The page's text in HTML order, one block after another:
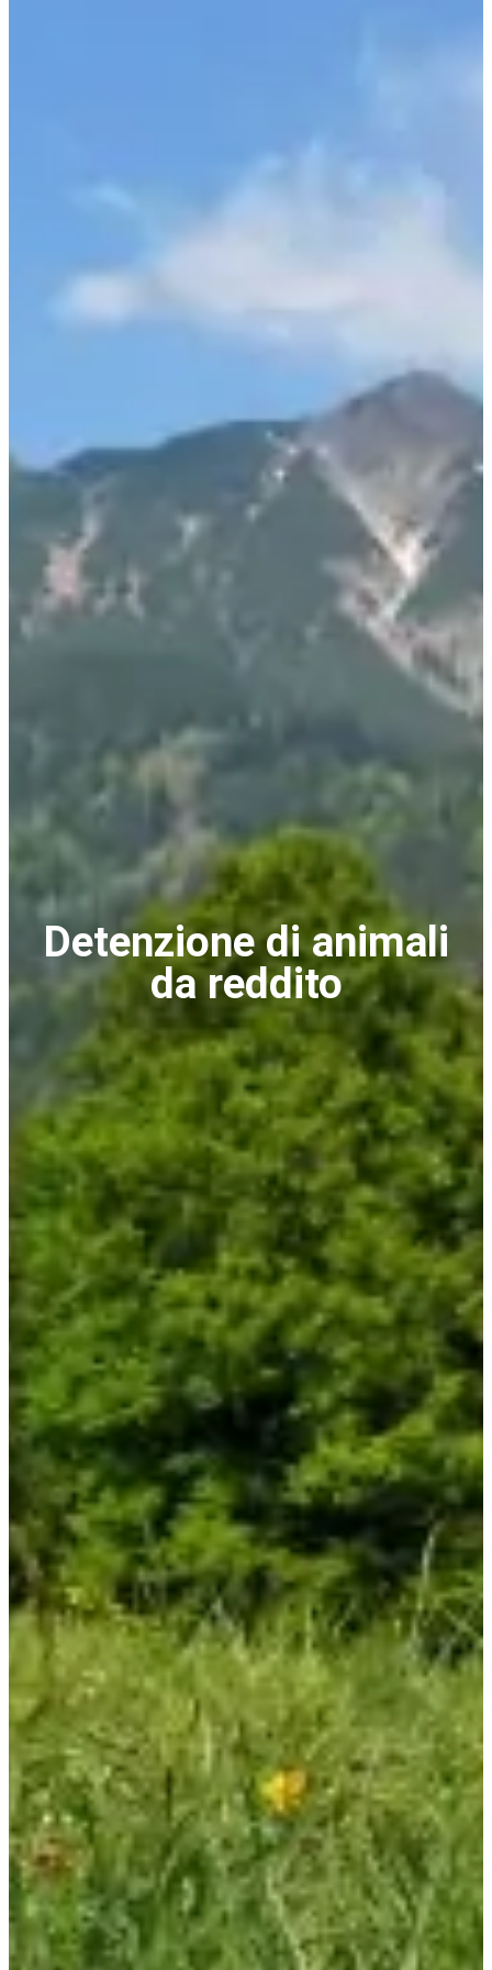
Detenzione di animali
da reddito